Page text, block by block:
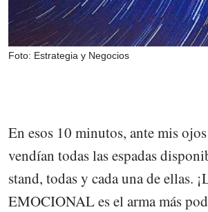
Foto: Estrategia y Negocios
En esos 10 minutos, ante mis
vendían todas las espadas
stand, todas y cada una de ellas.
EMOCIONAL es el arma más